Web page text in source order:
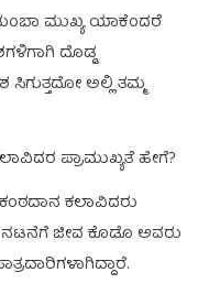
ಮುಖ್ಯ ಯಾಕೆಂದರೆ
ದೊಡ್ಡ
ಅಲ್ಲಿ ತಮ್ಮ
ಪ್ರಾಮುಖ್ಯತೆ ಹೇಗೆ?
ಕಲಾವಿದರು
ಜೀವ ಕೊಡೊ ಅವರು